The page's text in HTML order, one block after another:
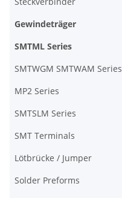
Gewindeträger
SMTML Series
SMTWGM SMTWAM Series
MP2 Series
SMTSLM Series
SMT Terminals
Lötbrücke / Jumper
Solder Preforms